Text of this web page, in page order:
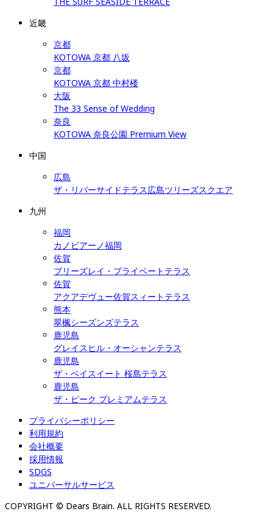
近畿
京都
KOTOWA 京都 八坂
京都
KOTOWA 京都 中村楼
大阪
The 33 Sense of Wedding
奈良
KOTOWA 奈良公園 Premium View
中国
広島
ザ・リバーサイドテラス広島ツリーズスクエア
九州
福岡
カノビアーノ福岡
佐賀
ブリーズレイ・プライベートテラス
佐賀
アクアデヴュー佐賀スィートテラス
熊本
翠楓シーズンズテラス
鹿児島
グレイスヒル・オーシャンテラス
鹿児島
ザ・ベイスイート 桜島テラス
鹿児島
ザ・ピーク プレミアムテラス
プライバシーポリシー
利用規約
会社概要
採用情報
SDGS
ユニバーサルサービス
COPYRIGHT © Dears Brain. ALL RIGHTS RESERVED.